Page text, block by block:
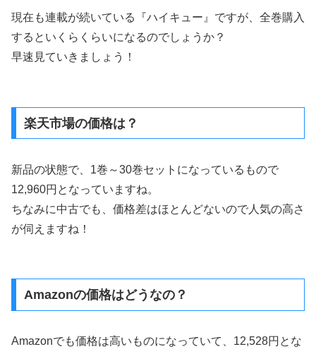
現在も連載が続いている『ハイキュー』ですが、全巻購入
するといくらくらいになるのでしょうか？
早速見ていきましょう！
楽天市場の価格は？
新品の状態で、1巻～30巻セットになっているもので
12,960円となっていますね。
ちなみに中古でも、価格差はほとんどないので人気の高さ
が伺えますね！
Amazonの価格はどうなの？
Amazonでも価格は高いものになっていて、12,528円とな